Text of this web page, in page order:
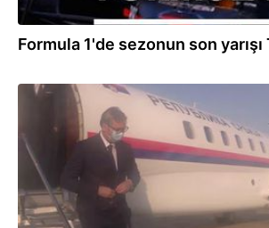
Formula 1'de sezonun son
10.09.2022